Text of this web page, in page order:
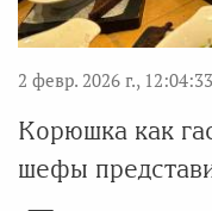
2 февр. 2026 г., 12:04:33
Корюшка как
шефы